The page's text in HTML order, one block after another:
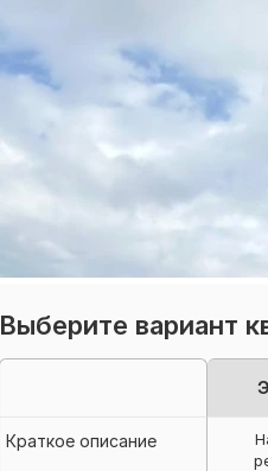
Выберите вариант
Краткое описание